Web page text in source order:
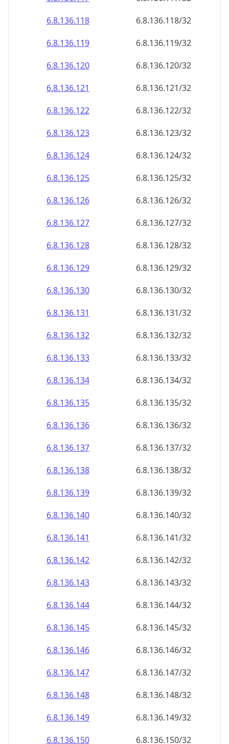
6.8.136.118
6.8.136.118/32
6.8.136.119
6.8.136.119/32
6.8.136.120
6.8.136.120/32
6.8.136.121
6.8.136.121/32
6.8.136.122
6.8.136.122/32
6.8.136.123
6.8.136.123/32
6.8.136.124
6.8.136.124/32
6.8.136.125
6.8.136.125/32
6.8.136.126
6.8.136.126/32
6.8.136.127
6.8.136.127/32
6.8.136.128
6.8.136.128/32
6.8.136.129
6.8.136.129/32
6.8.136.130
6.8.136.130/32
6.8.136.131
6.8.136.131/32
6.8.136.132
6.8.136.132/32
6.8.136.133
6.8.136.133/32
6.8.136.134
6.8.136.134/32
6.8.136.135
6.8.136.135/32
6.8.136.136
6.8.136.136/32
6.8.136.137
6.8.136.137/32
6.8.136.138
6.8.136.138/32
6.8.136.139
6.8.136.139/32
6.8.136.140
6.8.136.140/32
6.8.136.141
6.8.136.141/32
6.8.136.142
6.8.136.142/32
6.8.136.143
6.8.136.143/32
6.8.136.144
6.8.136.144/32
6.8.136.145
6.8.136.145/32
6.8.136.146
6.8.136.146/32
6.8.136.147
6.8.136.147/32
6.8.136.148
6.8.136.148/32
6.8.136.149
6.8.136.149/32
6.8.136.150
6.8.136.150/32